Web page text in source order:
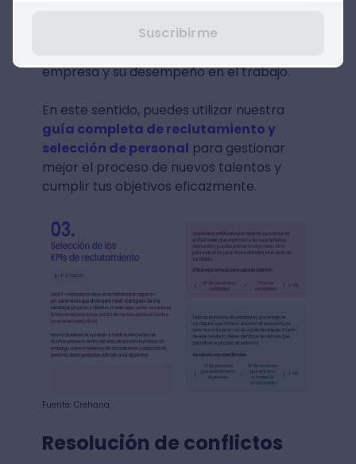
específicas, como el tiempo promedio que
empresa y su desempeño en el trabajo.
En este sentido, puedes utilizar nuestra
guía completa de reclutamiento y
selección de personal para gestionar
mejor el proceso de nuevos talentos y
cumplir tus objetivos eficazmente.
Fuente: Crehana
Resolución de conflictos
Suscribirme